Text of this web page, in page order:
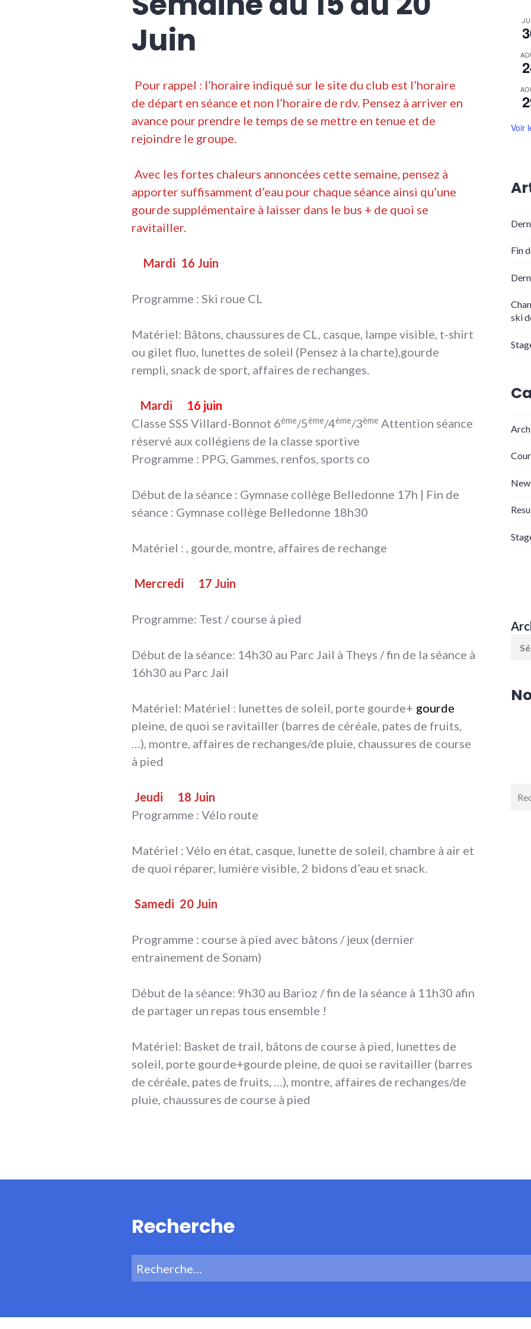
Juin
Pour rappel : l’horaire indiqué sur le site du club est l’horaire
de départ en séance et non l’horaire de rdv. Pensez à arriver en
avance pour prendre le temps de se mettre en tenue et de
rejoindre le groupe.
Avec les fortes chaleurs annoncées cette semaine, pensez à
apporter suffisamment d’eau pour chaque séance ainsi qu’une
gourde supplémentaire à laisser dans le bus + de quoi se
ravitailler.
Mardi 16 Juin
Programme : Ski roue CL
Matériel: Bâtons, chaussures de CL, casque, lampe visible, t-shirt
ou gilet fluo, lunettes de soleil (Pensez à la charte),gourde
rempli, snack de sport, affaires de rechanges.
Mardi
16 juin
Classe SSS Villard-Bonnot 6ème/5ème/4ème/3ème Attention séance
réservé aux collégiens de la classe sportive
Programme : PPG, Gammes, renfos, sports co
Début de la séance : Gymnase collège Belledonne 17h | Fin de
séance : Gymnase collège Belledonne 18h30
Matériel : , gourde, montre, affaires de rechange
Mercredi 17 Juin
Programme: Test / course à pied
Début de la séance: 14h30 au Parc Jail à Theys / fin de la séance à
16h30 au Parc Jail
Matériel: Matériel : lunettes de soleil, porte gourde+ gourde
pleine, de quoi se ravitailler (barres de céréale, pates de fruits,
…), montre, affaires de rechanges/de pluie, chaussures de course
à pied
Jeudi
18 Juin
Programme : Vélo route
Matériel : Vélo en état, casque, lunette de soleil, chambre à air et
de quoi réparer, lumière visible, 2 bidons d’eau et snack.
Samedi 20 Juin
Programme : course à pied avec bâtons / jeux (dernier
entrainement de Sonam)
Début de la séance: 9h30 au Barioz / fin de la séance à 11h30 afin
de partager un repas tous ensemble !
Matériel: Basket de trail, bâtons de course à pied, lunettes de
soleil, porte gourde+gourde pleine, de quoi se ravitailler (barres
de céréale, pates de fruits, …), montre, affaires de rechanges/de
pluie, chaussures de course à pied
Voir
Fin
ski
Recherche
Recherche
pour :